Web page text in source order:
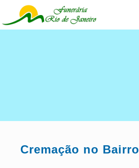
Cremação no Bairro